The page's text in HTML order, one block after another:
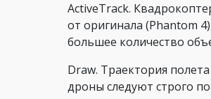
ActiveTrack.
от оригинала (Phantom
большее количество
Draw. Траектория
дроны следуют строго